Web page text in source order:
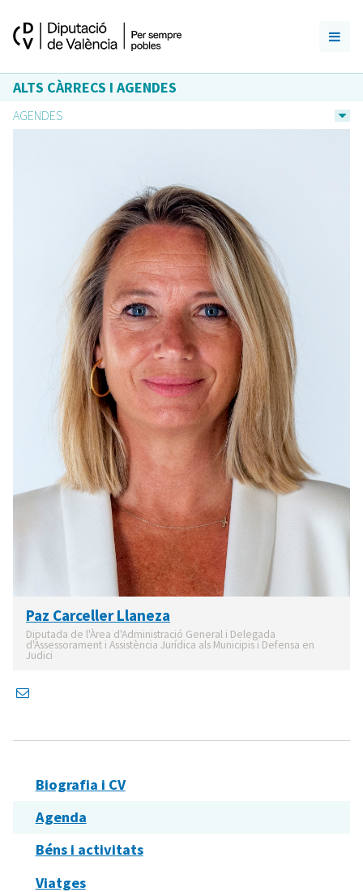
ALTS CÀRRECS I AGENDES
AGENDES
Paz Carceller Llaneza
Diputada de l'Àrea d'Administració General i Delegada
d'Assessorament i Assistència Jurídica als Municipis i Defensa en
Judici
Biografia i CV
Agenda
Béns i activitats
Viatges